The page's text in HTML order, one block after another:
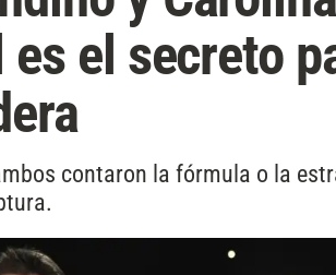
el secreto
contaron la fórmula o la